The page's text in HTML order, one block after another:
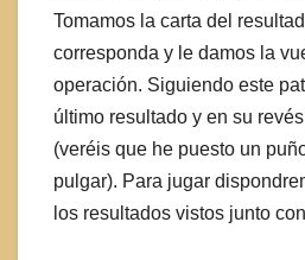
Tomamos la carta del
corresponda y le damos la
operación. Siguiendo este
último resultado y en su
(veréis que he puesto un
pulgar). Para jugar
los resultados vistos junto